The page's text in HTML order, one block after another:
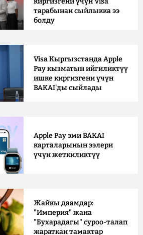
тарабынан сыйлыкка ээ
болду
Visa Кыргызстанда Apple
Pay кызматын ийгиликтүү
ишке киргизгени үчүн
BAKAI'ды сыйлады
Apple Pay эми BAKAI
карталарынын ээлери
үчүн жеткиликтүү
Жайкы даамдар:
"Империя" жана
"Бухарадагы" суроо-талап
жараткан тамактар